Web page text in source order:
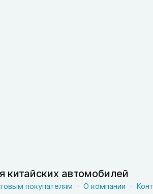
китайских автомобилей
покупателям О компании